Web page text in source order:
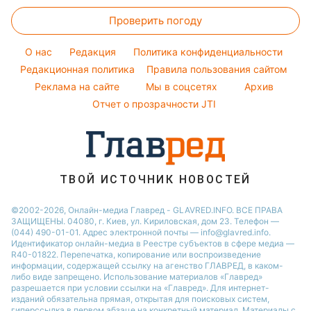
Ани Лорак
Алла Пугачева
Максим Галкин
Настя Каменских
Погода на сегодня
Погода на завтра
Пылевая буря
Окрашивание волос
Красивый маникюр
Модные ошибки
Новости моды
Советы от Андре Тана
Проверить погоду
O нас Редакция
Политика конфиденциальности
Редакционная политика
Правила пользования сайтом
Реклама на сайте
Мы в соцсетях
Архив
Отчет о прозрачности JTI
ТВОЙ ИСТОЧНИК НОВОСТЕЙ
©2002-2026, Онлайн-медиа Главред - GLAVRED.INFO. ВСЕ ПРАВА
ЗАЩИЩЕНЫ. 04080, г. Киев, ул. Кириловская, дом 23. Телефон —
(044) 490-01-01. Адрес электронной почты — info@glavred.info.
Идентификатор онлайн-медиа в Реестре cубъектов в сфере медиа —
R40-01822. Перепечатка, копирование или воспроизведение
информации, содержащей ссылку на агенство ГЛАВРЕД, в каком-
либо виде запрещено. Использование материалов «Главред»
разрешается при условии ссылки на «Главред». Для интернет-
изданий обязательна прямая, открытая для поисковых систем,